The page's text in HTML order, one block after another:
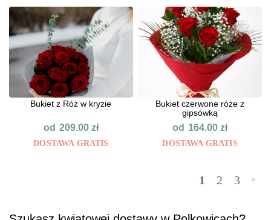
Bukiet z Róż w kryzie
od 209.00 zł
DOSTAWA GRATIS
Bukiet czerwone róże z
gipsówką
od 164.00zł
DOSTAWA GRATIS
1 2 3 »